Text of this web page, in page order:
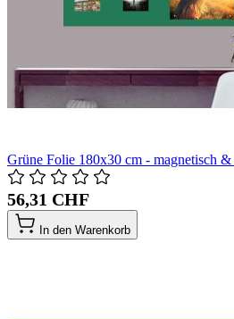
Grüne Folie 180x30 cm - magnetisch &
56,31 CHF
In den Warenkorb